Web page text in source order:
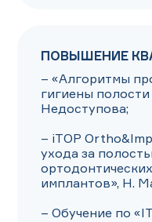
ПОВЫШЕНИЕ
– «Алгоритмы
гигиены
Недоступова;
– iTOP
ухода за
имплантов», Н.
– Обучение по